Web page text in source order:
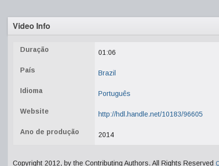
Video Info
Duração 01:06
País Brazil
Idioma Português
Website http://hdl.handle.net/10183/96605
Ano de produção 2014
Copyright 2012, by the Contributing Authors. All Rights Reserved